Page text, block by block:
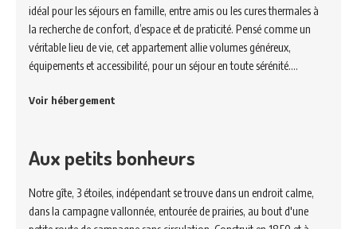
idéal pour les séjours en famille, entre amis ou les cures thermales à
la recherche de confort, d’espace et de praticité. Pensé comme un
véritable lieu de vie, cet appartement allie volumes généreux,
équipements et accessibilité, pour un séjour en toute sérénité.…
Voir hébergement
Aux petits bonheurs
Notre gîte, 3 étoiles, indépendant se trouve dans un endroit calme,
dans la campagne vallonnée, entourée de prairies, au bout d'une